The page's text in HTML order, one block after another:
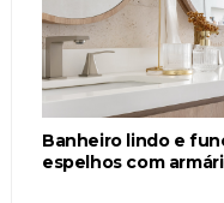
Banheiro lindo e
espelhos com